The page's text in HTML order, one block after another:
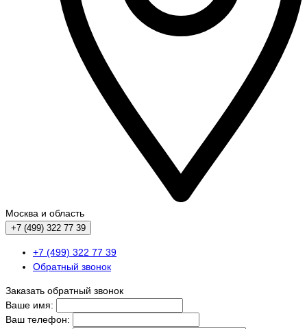
Москва и область
+7 (499) 322 77 39
+7 (499) 322 77 39
Обратный звонок
Заказать обратный звонок
Ваше имя:
Ваш телефон: